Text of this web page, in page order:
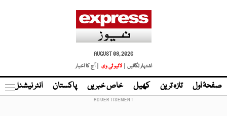
AUGUST 08, 2026
اشتہار لگائیں |
لائیو ٹی وی | آج کا اخبار
صفحۂ اول تازہ ترین کھیل خاص خبریں پاکستان انٹر نیشنل